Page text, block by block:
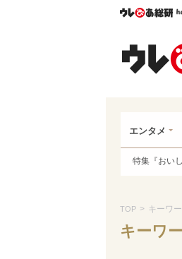
エンタメ
特集『おい
TOP > キーワ
キーワ